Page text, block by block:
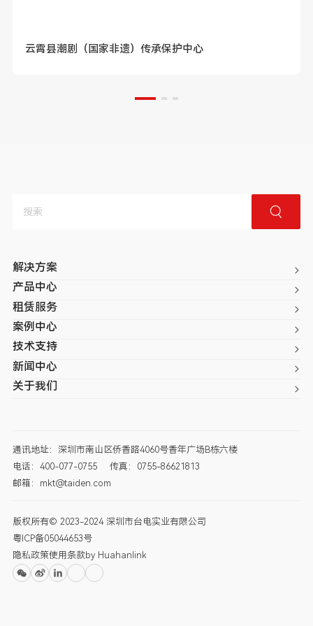
云霄县潮剧（国家非遗）传承保护中心
解决方案
产品中心
租赁服务
案例中心
技术支持
新闻中心
关于我们
通讯地址：深圳市南山区侨香路4060号香年广场B栋六楼
电话：400-077-0755
传真：0755-86621813
邮箱：mkt@taiden.com
版权所有© 2023-2024 深圳市台电实业有限公司
粤ICP备05044653号
隐私政策使用条款 by Huahanlink